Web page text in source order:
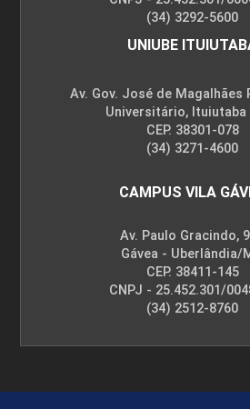
INTERAÇÕES FÍSICO-
45
(34) 3292-5600
UNIUBE
Av. Gov. José de Magalhães
Universitário, Ituiutaba
CEP. 38301-078
(34) 3271-4600
CAMPUS VILA
Av. Paulo Gracindo,
Gávea - Uberlândia/
CEP. 38411-145
CNPJ - 25.452.301/
(34) 2512-8760